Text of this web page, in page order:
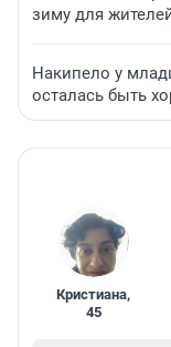
зиму для
Накипело у
осталась быть
Кристиана,
45